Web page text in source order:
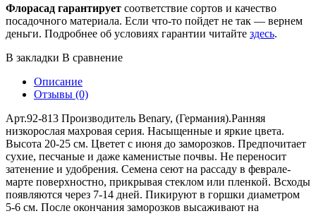
Флорасад гарантирует соответствие сортов и качество
посадочного материала. Если что-то пойдет не так — вернем
деньги. Подробнее об условиях гарантии читайте здесь.
В закладки В сравнение
Описание
Отзывы (0)
Арт.92-813 Производитель Benary, (Германия).Ранняя
низкорослая махровая серия. Насыщенные и яркие цвета.
Высота 20-25 см. Цветет с июня до заморозков. Предпочитает
сухие, песчаные и даже каменистые почвы. Не переносит
затенение и удобрения. Семена сеют на рассаду в феврале-
марте поверхностно, прикрывая стеклом или пленкой. Всходы
появляются через 7-14 дней. Пикируют в горшки диаметром
5-6 см. После окончания заморозков высаживают на